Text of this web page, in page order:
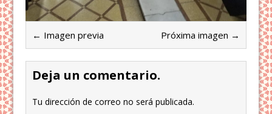
← Imagen previa Próxima imagen →
Deja un comentario.
Tu dirección de correo no será publicada.